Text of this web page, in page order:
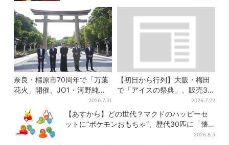
奈良・橿原市70周年で「万葉
花火」開催、JO1・河野純喜
がアンバサダーに…グループ
楽曲ともシンクロ
2026.7.31
【初日から行列】大阪・梅田
で「アイスの祭典」、販売30
分で完売…“ほうせき箱”の限定
メニューも
2026.7.22
【あすから】どの世代？マクドのハッピーセ
ットに“ポケモンおもちゃ”、歴代30匹に「懐
2026.8.5